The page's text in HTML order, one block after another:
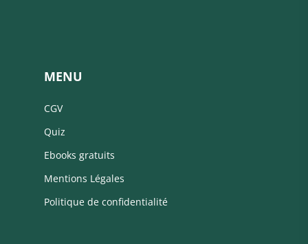
MENU
CGV
Quiz
Ebooks gratuits
Mentions Légales
Politique de confidentialité